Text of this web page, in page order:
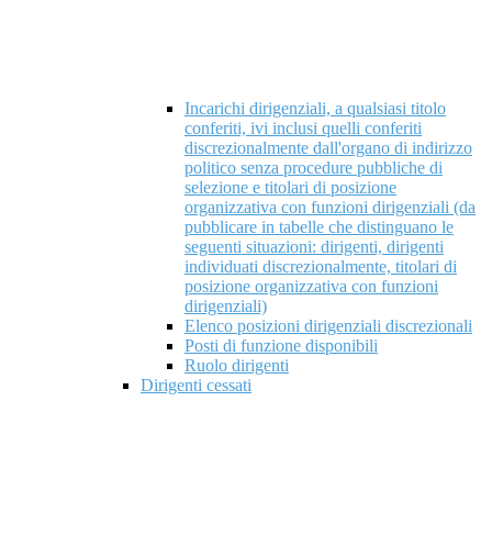
Incarichi dirigenziali, a qualsiasi titolo
conferiti, ivi inclusi quelli conferiti
discrezionalmente dall'organo di indirizzo
politico senza procedure pubbliche di
selezione e titolari di posizione
organizzativa con funzioni dirigenziali (da
pubblicare in tabelle che distinguano le
seguenti situazioni: dirigenti, dirigenti
individuati discrezionalmente, titolari di
posizione organizzativa con funzioni
dirigenziali)
Elenco posizioni dirigenziali discrezionali
Posti di funzione disponibili
Ruolo dirigenti
Dirigenti cessati